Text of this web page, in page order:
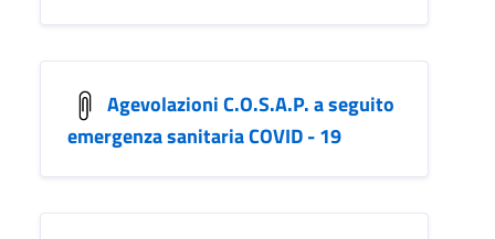
Agevolazioni C.O.S.A.P. a seguito
emergenza sanitaria COVID - 19